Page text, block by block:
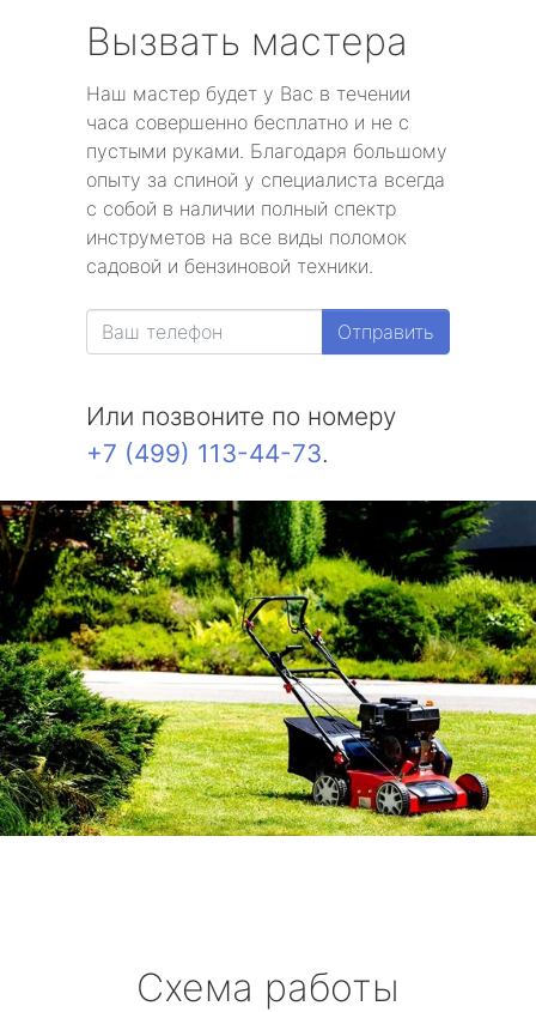
Вызвать мастера
Наш мастер будет у Вас в течении
часа совершенно бесплатно и не с
пустыми руками. Благодаря большому
опыту за спиной у специалиста всегда
с собой в наличии полный спектр
инструметов на все виды поломок
садовой и бензиновой техники.
Отправить
Или позвоните по номеру
+7 (499) 113-44-73.
Схема работы